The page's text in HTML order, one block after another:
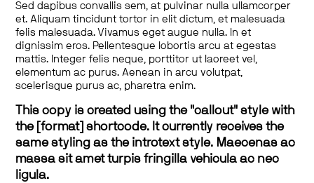
Sed dapibus convallis sem, at pulvinar nulla ullamcorper
et. Aliquam tincidunt tortor in elit dictum, et malesuada
felis malesuada. Vivamus eget augue nulla. In et
dignissim eros. Pellentesque lobortis arcu at egestas
mattis. Integer felis neque, porttitor ut laoreet vel,
elementum ac purus. Aenean in arcu volutpat,
scelerisque purus ac, pharetra enim.
This copy is created using the "callout" style with
the [format] shortcode. It currently receives the
same styling as the introtext style. Maecenas ac
massa sit amet turpis fringilla vehicula ac nec
ligula.